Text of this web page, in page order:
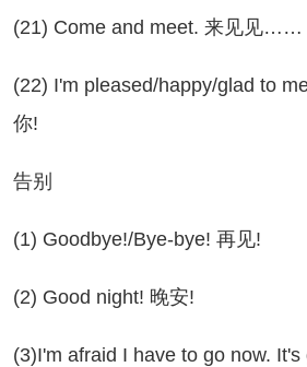
Come and meet. 来见见……
I'm pleased/happy/glad to
你!
别
Goodbye!/Bye-bye! 再见!
Good night! 晚安!
afraid I have to go now. It's